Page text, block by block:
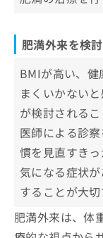
肥満外
BMIが高
健康診断
生活習慣
体重増加
自己流の
受診の可
肥満外来
1.カウン
2.医師に
3.治療方
4.治療開
肥満外
まとめ：
クリニ
肥満外来を検
BMIが高い、健
まくいかない
が検討されるこ
医師による診
慣を見直すきっ
気になる症状
することが大切
肥満外来は、体
問
い
合
わ
せ
は
こ
ち
ら